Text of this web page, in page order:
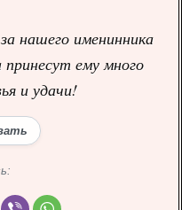
нашего именинника
ему много
и удачи!